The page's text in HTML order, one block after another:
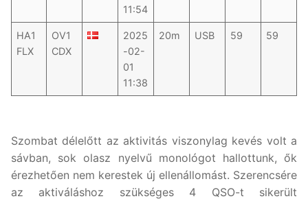
11:54
HA1
FLX
OV1
CDX
2025
-02-
01
11:38
20m USB 59 59
Szombat délelőtt az aktivitás viszonylag kevés volt a
sávban, sok olasz nyelvű monológot hallottunk, ők
érezhetően nem kerestek új ellenállomást. Szerencsére
az aktiváláshoz szükséges 4 QSO-t sikerült